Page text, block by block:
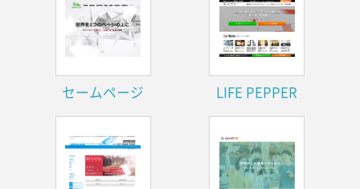
セームページ LIFE PEPPER